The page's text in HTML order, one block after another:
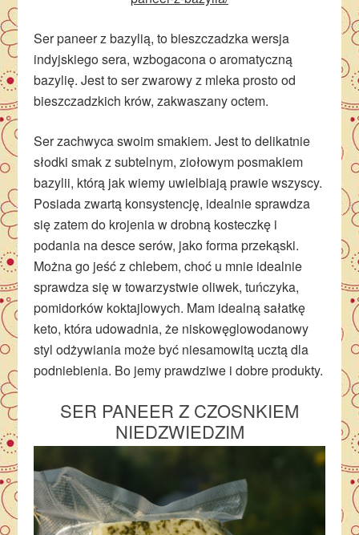
Ser paneer z bazylią, to bieszczadzka wersja
indyjskiego sera, wzbogacona o aromatyczną
bazylię. Jest to ser zwarowy z mleka prosto od
bieszczadzkich krów, zakwaszany octem.
Ser zachwyca swoim smakiem. Jest to delikatnie
słodki smak z subtelnym, ziołowym posmakiem
bazylii, którą jak wiemy uwielbiają prawie wszyscy.
Posiada zwartą konsystencję, idealnie sprawdza
się zatem do krojenia w drobną kosteczkę i
podania na desce serów, jako forma przekąski.
Można go jeść z chlebem, choć u mnie idealnie
sprawdza się w towarzystwie oliwek, tuńczyka,
pomidorków koktajlowych. Mam idealną sałatkę
keto, która udowadnia, że niskowęglowodanowy
styl odżywiania może być niesamowitą ucztą dla
podniebienia. Bo jemy prawdziwe i dobre produkty.
SER PANEER Z CZOSNKIEM
NIEDZWIEDZIM